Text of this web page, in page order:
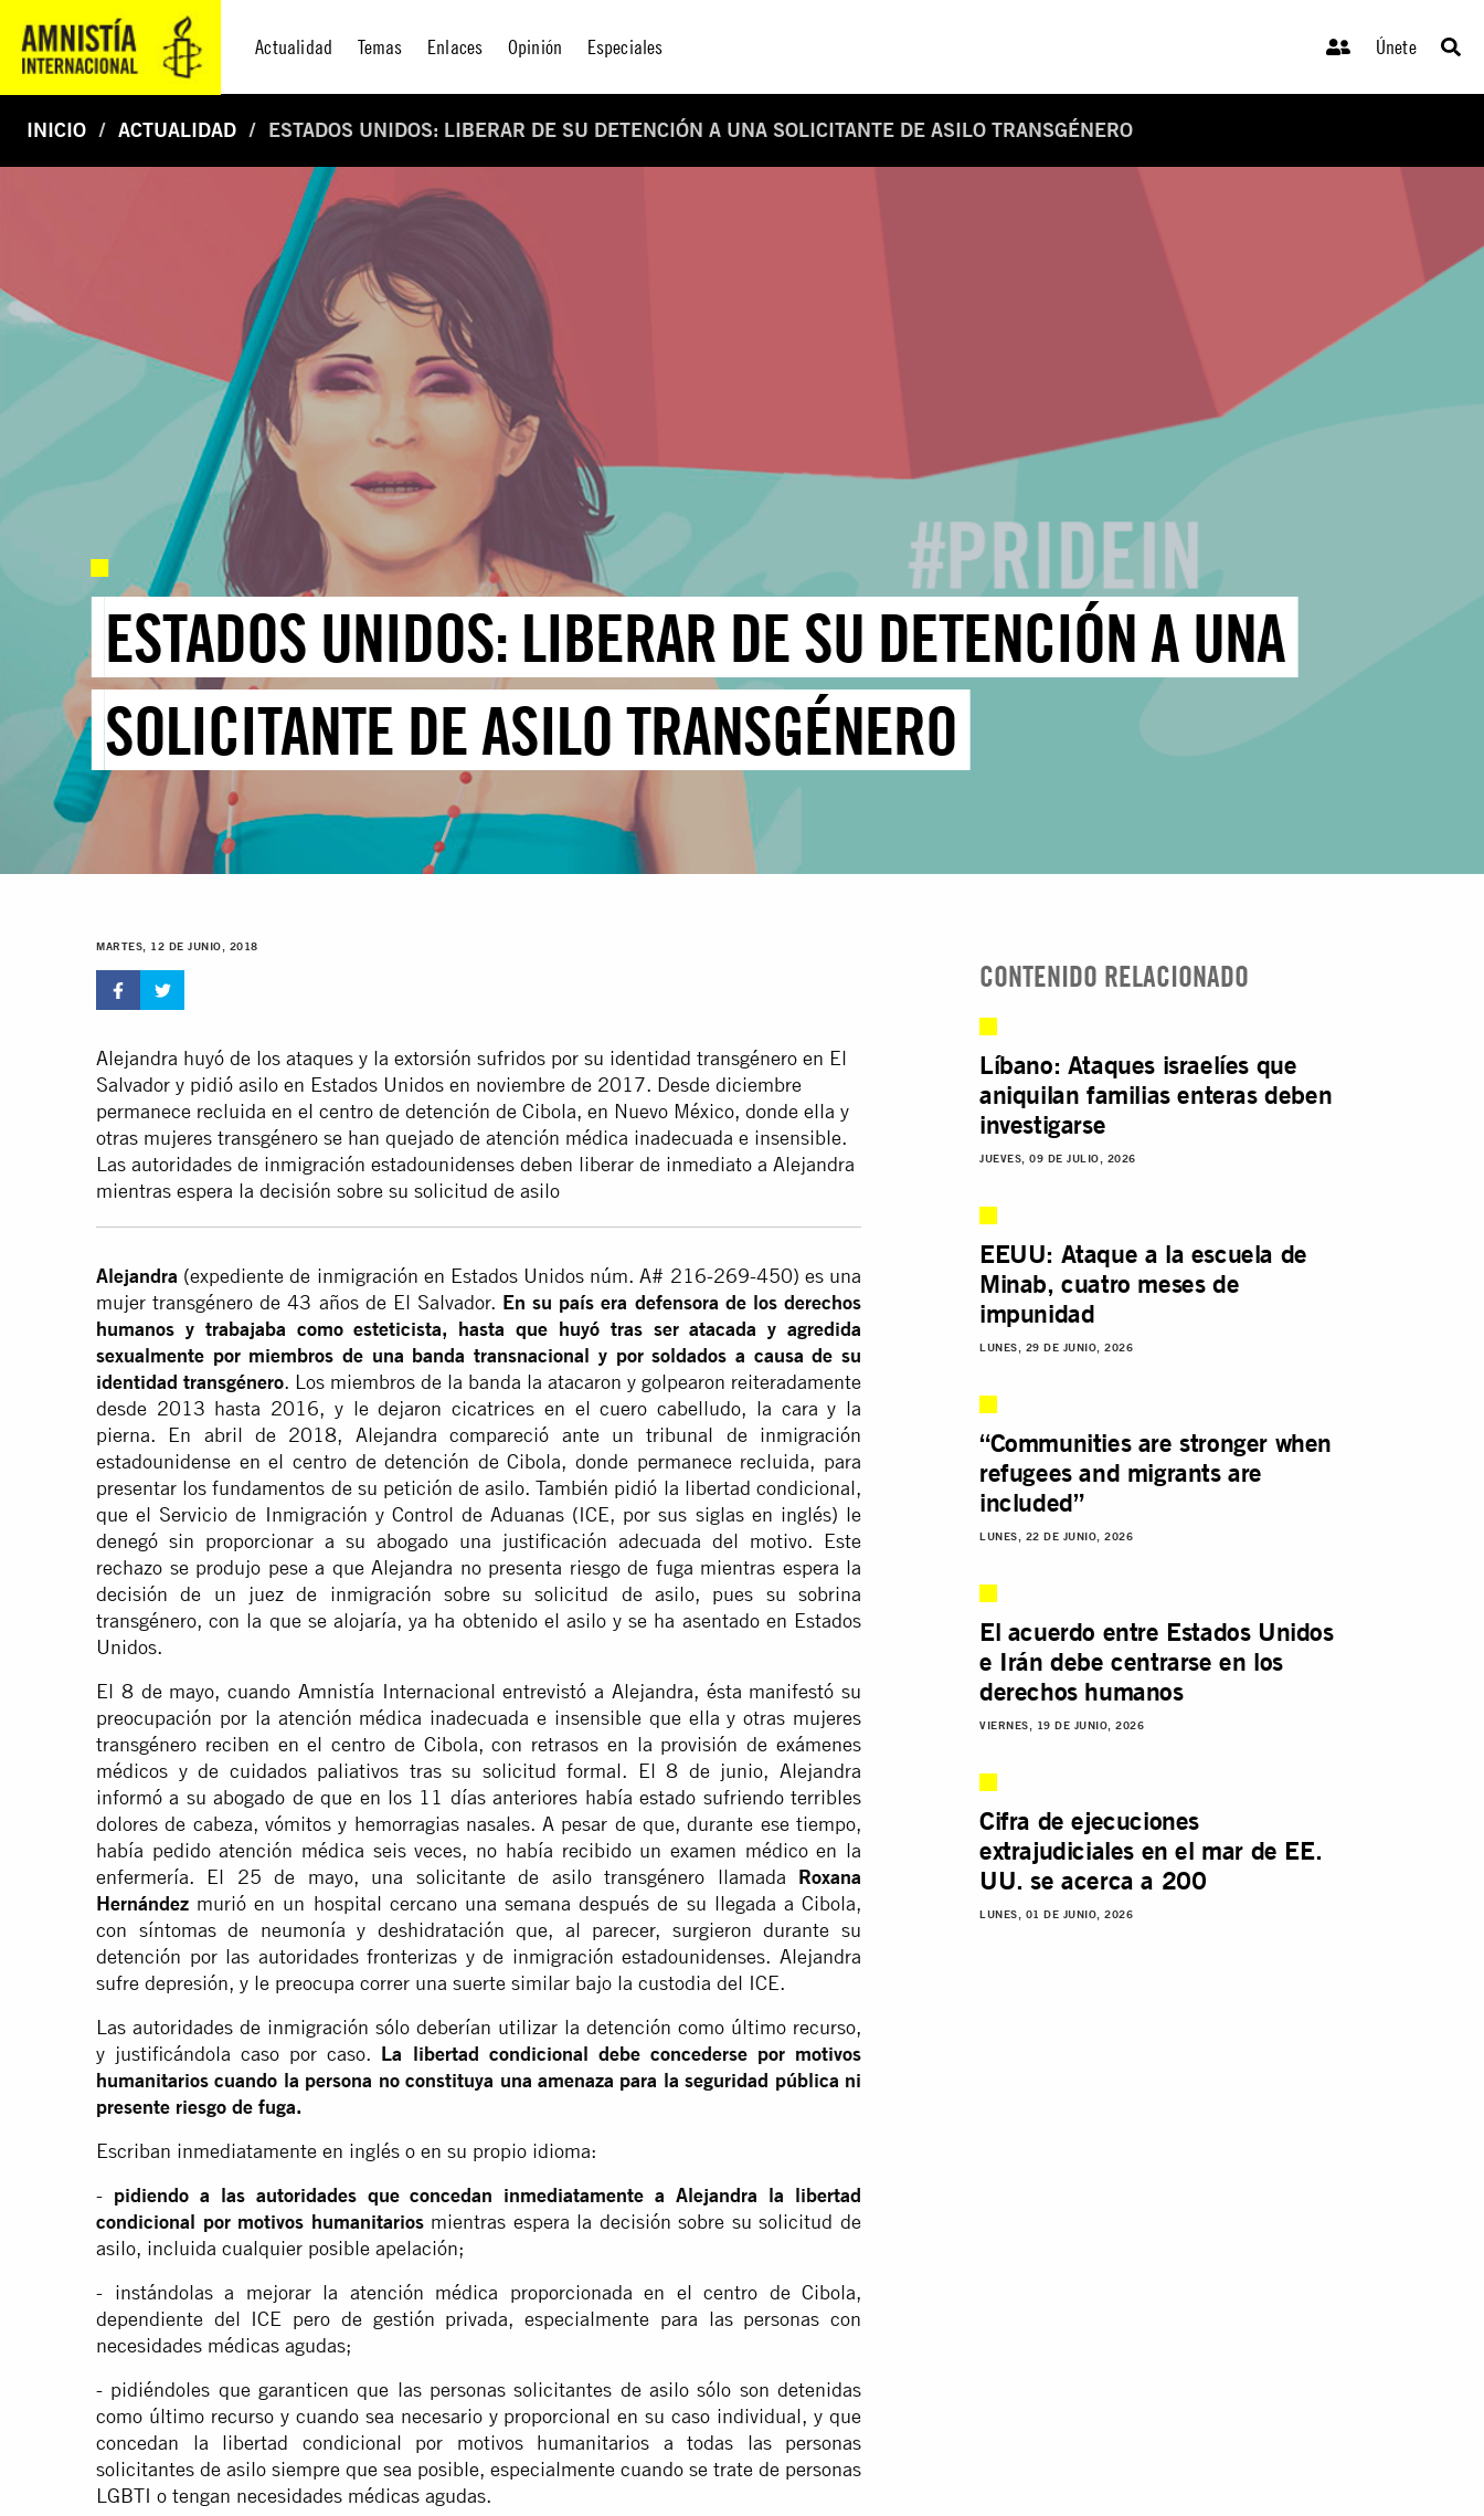
Actualidad Temas Enlaces Opinión Especiales Únete
INICIO ACTUALIDAD ESTADOS UNIDOS: LIBERAR DE SU DETENCIÓN A UNA SOLICITANTE DE ASILO TRANSGÉNERO
ESTADOS UNIDOS: LIBERAR DE SU DETENCIÓN A UNA
SOLICITANTE DE ASILO TRANSGÉNERO
MARTES, 12 DE JUNIO, 2018
Alejandra huyó de los ataques y la extorsión sufridos por su identidad transgénero en El
Salvador y pidió asilo en Estados Unidos en noviembre de 2017. Desde diciembre
permanece recluida en el centro de detención de Cibola, en Nuevo México, donde ella y
otras mujeres transgénero se han quejado de atención médica inadecuada e insensible.
Las autoridades de inmigración estadounidenses deben liberar de inmediato a Alejandra
mientras espera la decisión sobre su solicitud de asilo
Alejandra (expediente de inmigración en Estados Unidos núm. A# 216-269-450) es una
mujer transgénero de 43 años de El Salvador. En su país era defensora de los derechos
humanos y trabajaba como esteticista, hasta que huyó tras ser atacada y agredida
sexualmente por miembros de una banda transnacional y por soldados a causa de su
identidad transgénero. Los miembros de la banda la atacaron y golpearon reiteradamente
desde 2013 hasta 2016, y le dejaron cicatrices en el cuero cabelludo, la cara y la
pierna. En abril de 2018, Alejandra compareció ante un tribunal de inmigración
estadounidense en el centro de detención de Cibola, donde permanece recluida, para
presentar los fundamentos de su petición de asilo. También pidió la libertad condicional,
que el Servicio de Inmigración y Control de Aduanas (ICE, por sus siglas en inglés) le
denegó sin proporcionar a su abogado una justificación adecuada del motivo. Este
rechazo se produjo pese a que Alejandra no presenta riesgo de fuga mientras espera la
decisión de un juez de inmigración sobre su solicitud de asilo, pues su sobrina
transgénero, con la que se alojaría, ya ha obtenido el asilo y se ha asentado en Estados
Unidos.
El 8 de mayo, cuando Amnistía Internacional entrevistó a Alejandra, ésta manifestó su
preocupación por la atención médica inadecuada e insensible que ella y otras mujeres
transgénero reciben en el centro de Cibola, con retrasos en la provisión de exámenes
médicos y de cuidados paliativos tras su solicitud formal. El 8 de junio, Alejandra
informó a su abogado de que en los 11 días anteriores había estado sufriendo terribles
dolores de cabeza, vómitos y hemorragias nasales. A pesar de que, durante ese tiempo,
había pedido atención médica seis veces, no había recibido un examen médico en la
enfermería. El 25 de mayo, una solicitante de asilo transgénero llamada Roxana
Hernández murió en un hospital cercano una semana después de su llegada a Cibola,
con síntomas de neumonía y deshidratación que, al parecer, surgieron durante su
detención por las autoridades fronterizas y de inmigración estadounidenses. Alejandra
sufre depresión, y le preocupa correr una suerte similar bajo la custodia del ICE.
Las autoridades de inmigración sólo deberían utilizar la detención como último recurso,
y justificándola caso por caso. La libertad condicional debe concederse por motivos
humanitarios cuando la persona no constituya una amenaza para la seguridad pública ni
presente riesgo de fuga.
Escriban inmediatamente en inglés o en su propio idioma:
- pidiendo a las autoridades que concedan inmediatamente a Alejandra la libertad
condicional por motivos humanitariosmientras espera la decisión sobre su solicitud de
asilo, incluida cualquier posible apelación;
- instándolas a mejorar la atención médica proporcionada en el centro de Cibola,
dependiente del ICE pero de gestión privada, especialmente para las personas con
necesidades médicas agudas;
- pidiéndoles que garanticen que las personas solicitantes de asilo sólo son detenidas
como último recurso y cuando sea necesario y proporcional en su caso individual, y que
concedan la libertad condicional por motivos humanitarios a todas las personas
solicitantes de asilo siempre que sea posible, especialmente cuando se trate de personas
LGBTI o tengan necesidades médicas agudas.
CONTENIDO RELACIONADO
Líbano: Ataques israelíes que
aniquilan familias enteras deben
investigarse
JUEVES, 09 DE JULIO, 2026
EEUU: Ataque a la escuela de
Minab, cuatro meses de
impunidad
LUNES, 29 DE JUNIO, 2026
“Communities are stronger when
refugees and migrants are
included”
LUNES, 22 DE JUNIO, 2026
El acuerdo entre Estados Unidos
e Irán debe centrarse en los
derechos humanos
VIERNES, 19 DE JUNIO, 2026
Cifra de ejecuciones
extrajudiciales en el mar de EE.
UU. se acerca a 200
LUNES, 01 DE JUNIO, 2026